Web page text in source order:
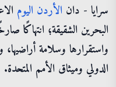
سرايا - دان الأردن اليوم
البحرين الشقيقة؛ انتهاكًا
واستقرارها وسلامة
الدولي وميثاق الأمم المتحدة.